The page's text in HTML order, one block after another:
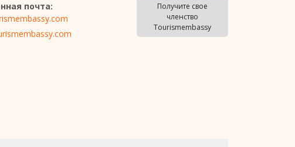
почта:
Получите свое
членство
Tourismembassy